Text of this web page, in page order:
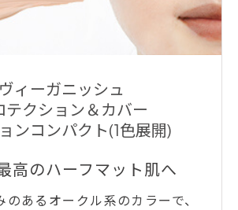
ヴィーガニッシュ
テクション＆カバー
ンコンパクト(1色展開)
高のハーフマット肌へ
あるオークル系のカラーで、